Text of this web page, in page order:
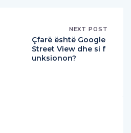
NEXT POST
Çfarë është Google
Street View dhe si f
unksionon?